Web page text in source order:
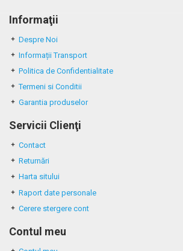
Informaţii
Despre Noi
Informații Transport
Politica de Confidentialitate
Termeni si Conditii
Garantia produselor
Servicii Clienţi
Contact
Returnări
Harta sitului
Raport date personale
Cerere stergere cont
Contul meu